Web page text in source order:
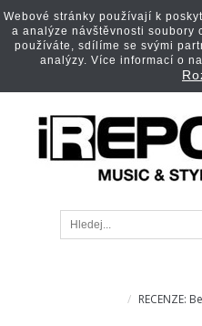
RECENZE:
Webové stránky používají k
a analýze návštěvnosti soubory
používáte, sdílíme se svými
analýzy. Více informací o